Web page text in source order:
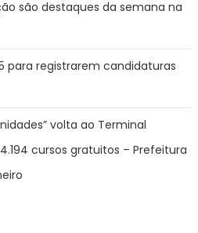
são destaques da semana na
para registrarem candidaturas
volta ao Terminal
cursos gratuitos – Prefeitura